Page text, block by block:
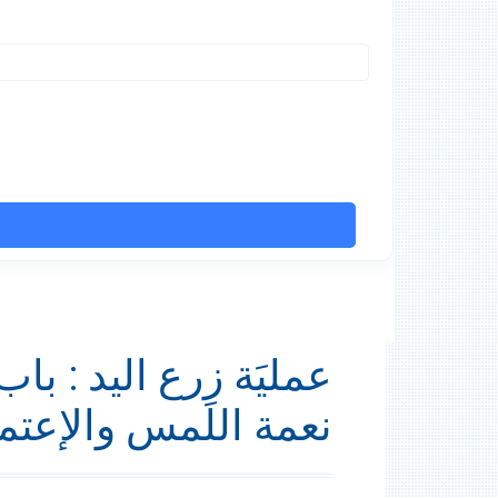
عمليَة زرع اليد :
نعمة اللَمس